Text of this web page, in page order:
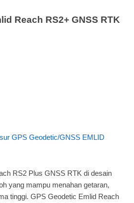
Reach RS2+ GNSS RTK
GPS Geodetic/GNSS EMLID
RS2 Plus GNSS RTK di desain
yang mampu menahan getaran,
tinggi. GPS Geodetic Emlid Reach